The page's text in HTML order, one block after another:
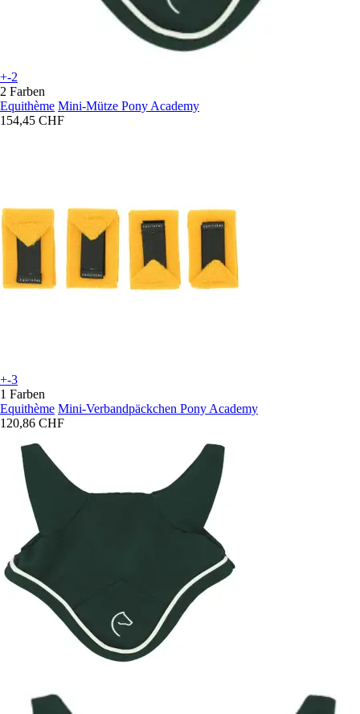
+-2
2 Farben
Equithème Mini-Mütze Pony Academy
154,45 CHF
+-3
1 Farben
Equithème Mini-Verbandpäckchen Pony Academy
120,86 CHF